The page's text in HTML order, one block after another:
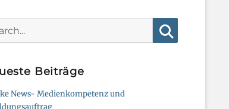
Beiträge
News- Medienkompetenz und